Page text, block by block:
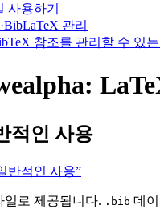
사용하기
관리
참조를 관리할 수 있
적인 사용
반적인 사용”
일로 제공됩니다. .bib 데